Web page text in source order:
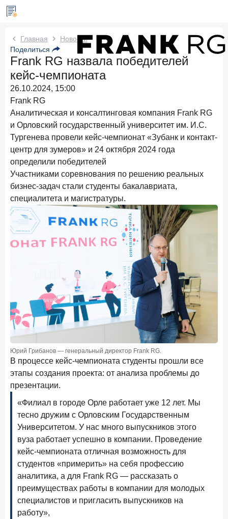
Новости Frank RG
Вчера ИССЛЕДОВАНИЕ
По итогам июля 2026 года объем выдач кредитов
составил 1 061,9 млрд руб.
Три дня назад
Клиентский путь компании МСБ при смене
руководителя в банке обслуживания
24 июля 2026 года ИССЛЕДОВАНИЕ
Ипотека в России: итоги июня 2026 года в цифрах
ИССЛЕДОВАНИЕ
существенный фактор выбора брокера
15 июля 2026 года
Клиенты чаще всего узнают о сберегательных
продуктах из рекламы в интернете и на ТВ
С ростом благосостояния клиентов-сберегателей
увеличивается и склонность к диверсификации
7 июля 2026 года
По итогам июня 2026 года объем выдач кредитов
составил 1 166,4 млрд руб.
3 июля 2026 года
«Скорость измеряется секундами». Новые стандарты
банковского контакт-центра
25 июня 2026 года
Ипотека в России: итоги мая 2026 года в цифрах
22 июня 2026 года
«Честность — индустриальный стандарт»: как банки
завоевывают лояльность private-клиентов
Рассылка Frank RG
Итоги недели, наша трактовка основных событий
на банковском рынке
Главная
Новости
Поделиться
Frank RG назвала победителей
кейс-чемпионата
26.10.2024, 15:00
Frank RG
Аналитическая и консалтинговая компания Frank RG
и Орловский государственный университет им. И.С.
Тургенева провели кейс-чемпионат «Зубанк и контакт-
центр для зумеров» и 24 октября 2024 года
определили победителей
Участниками соревнования по решению реальных
бизнес-задач стали студенты бакалавриата,
специалитета и магистратуры.
Юрий Грибанов — генеральный директор Frank RG.
В процессе кейс-чемпионата студенты прошли все
этапы создания проекта: от анализа проблемы до
презентации.
«Филиал в городе Орле работает уже 12 лет. Мы
тесно дружим с Орловским Государственным
Университетом. У нас много выпускников этого
вуза работает успешно в компании. Проведение
кейс-чемпионата отличная возможность для
студентов «примерить» на себя профессию
аналитика, а для Frank RG — рассказать о
преимуществах работы в компании для молодых
специалистов и пригласить выпускников на
работу»,